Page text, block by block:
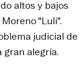
altos y bajos
"Luli".
judicial de
gran alegría.